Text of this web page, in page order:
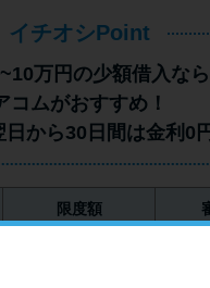
アコ
ン
プロ
年
イチオシPoint
万円の少額借入なら
コムがおすすめ！
日から30日間は金利0
限度額